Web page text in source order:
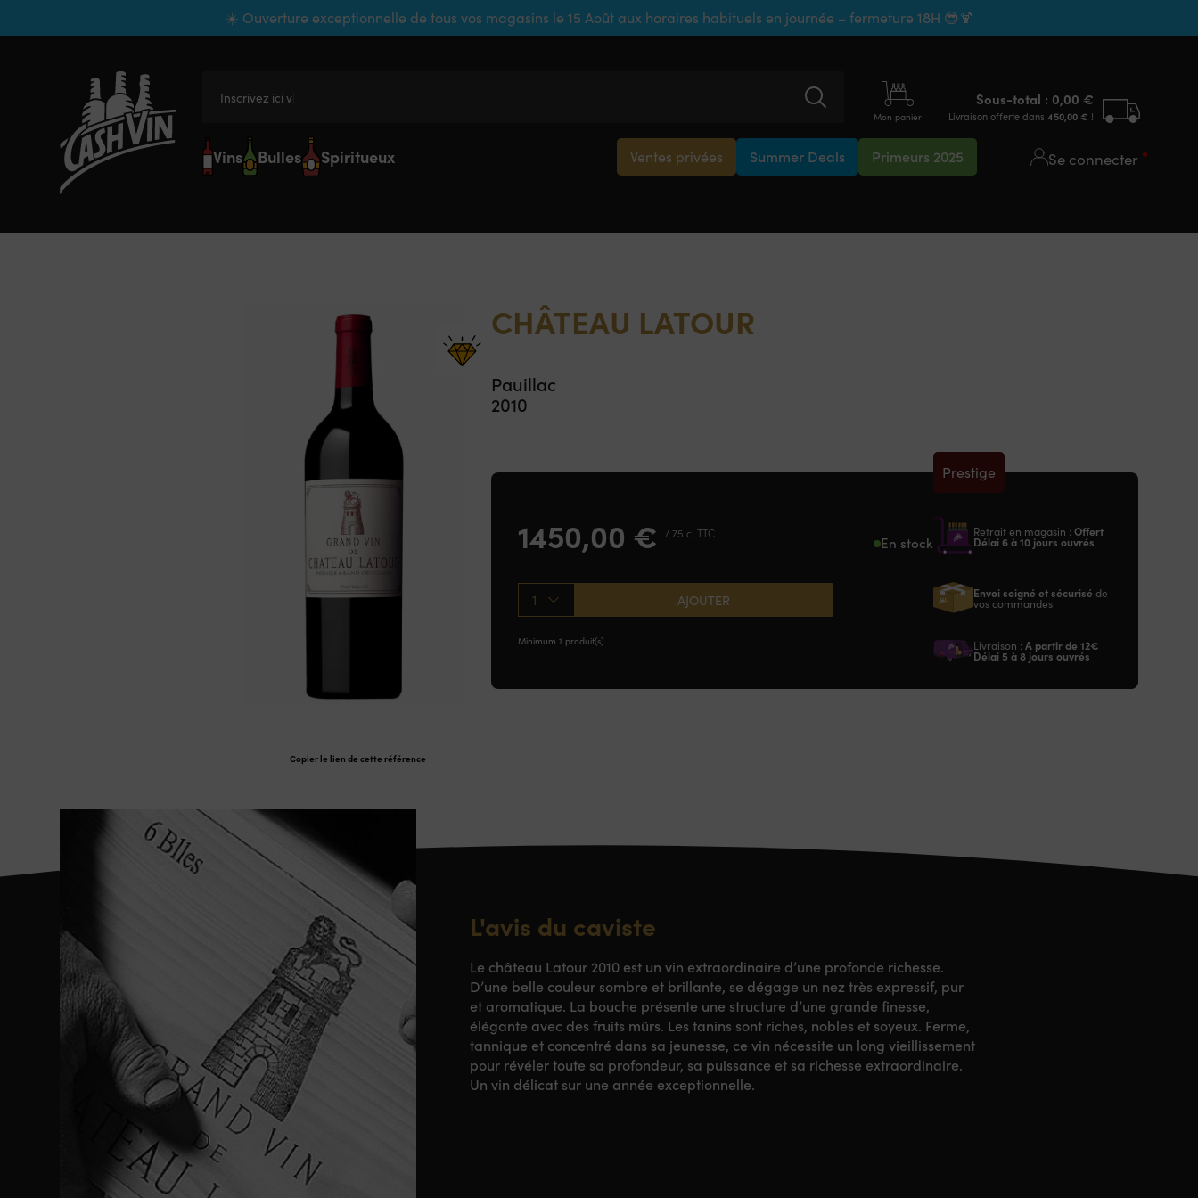
☀️ Ouverture exceptionnelle de tous vos magasins le 15 Août aux horaires habituels en journée – fermeture 18H 😎🍹
Inscrivez ici votre
Mon panier
Sous-total : 0,00 €
Livraison offerte dans 450,00 € !
Vins Bulles Spiritueux Ventes privées Summer Deals Primeurs 2025 Se connecter
Copier le lien de cette référence
CHÂTEAU LATOUR
Pauillac
2010
1450,00 € / 75 cl TTC En stock
1 AJOUTER
Minimum 1 produit(s)
Prestige
Retrait en magasin : Offert
Délai 6 à 10 jours ouvrés
Envoi soigné et sécurisé de
vos commandes
Livraison : A partir de 12€
Délai 5 à 8 jours ouvrés
L'avis du caviste
Le château Latour 2010 est un vin extraordinaire d’une profonde richesse.
D’une belle couleur sombre et brillante, se dégage un nez très expressif, pur
et aromatique. La bouche présente une structure d’une grande finesse,
élégante avec des fruits mûrs. Les tanins sont riches, nobles et soyeux. Ferme,
tannique et concentré dans sa jeunesse, ce vin nécessite un long vieillissement
pour révéler toute sa profondeur, sa puissance et sa richesse extraordinaire.
Un vin délicat sur une année exceptionnelle.